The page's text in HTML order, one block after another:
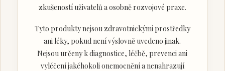
zkušeností uživatelů a osobně rozvojové praxe.
Tyto produkty nejsou zdravotnickými prostředky
ani léky, pokud není výslovně uvedeno jinak.
Nejsou určeny k diagnostice, léčbě, prevenci ani
vyléčení jakéhokoli onemocnění a nenahrazují